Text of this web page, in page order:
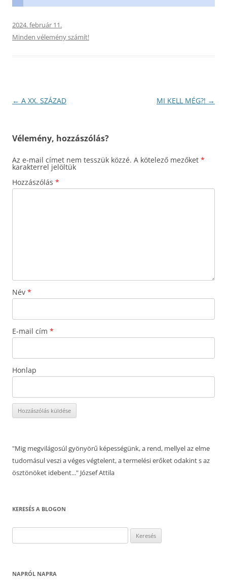
2024. február 11.
Minden vélemény számít!
Bejegyzés
← A XX. SZÁZAD MI KELL MÉG?! →
Vélemény, hozzászólás?
Az e-mail címet nem tesszük közzé. A kötelező mezőket *
karakterrel jelöltük
Hozzászólás *
Név *
E-mail cím *
Honlap
"Mig megvilágosúl gyönyörű képességünk, a rend, mellyel az elme
tudomásul veszi a véges végtelent, a termelési erőket odakint s az
ösztönöket idebent..." József Attila
KERESÉS A BLOGON
NAPRÓL NAPRA